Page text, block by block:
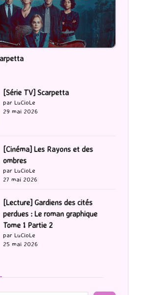
[Série TV] Scarpetta
par LuCioLe
29 mai 2026
[Cinéma] Les Rayons et des
ombres
par LuCioLe
27 mai 2026
[Lecture] Gardiens des cités
perdues : Le roman graphique
Tome 1 Partie 2
par LuCioLe
25 mai 2026